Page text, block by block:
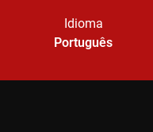
Idioma
Português